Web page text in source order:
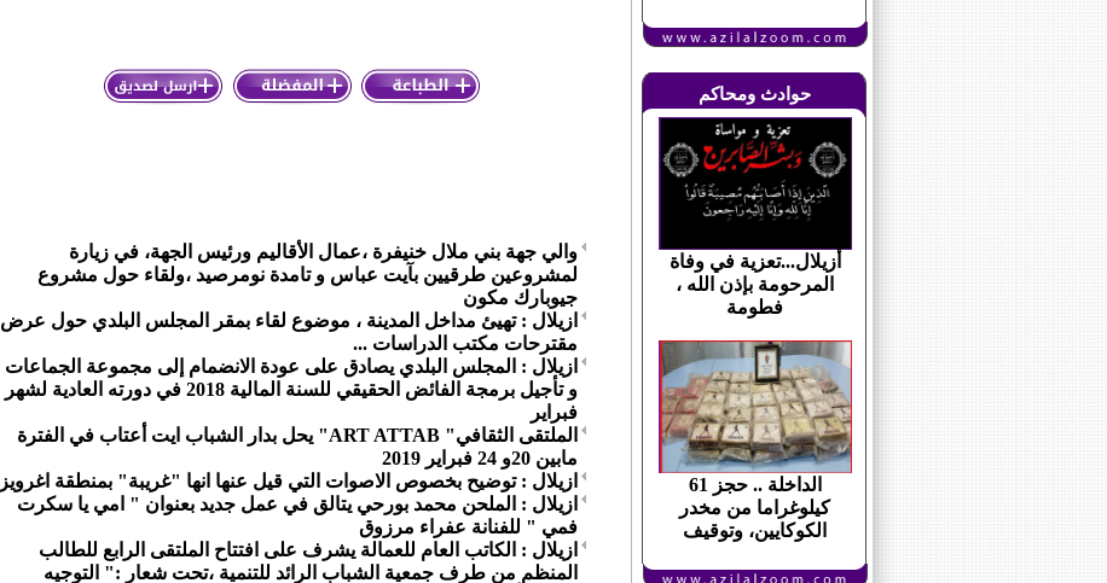
والي جهة بني ملال خنيفرة ،عمال الأقاليم ورئيس الجهة، في زيارة
لمشروعين طرقيين بآيت عباس و تامدة نومرصيد ،ولقاء حول مشروع
جيوبارك مكون
ازيلال : تهيئ مداخل المدينة ، موضوع لقاء بمقر المجلس البلدي حول عرض
مقترحات مكتب الدراسات ...
ازيلال : المجلس البلدي يصادق على عودة الانضمام إلى مجموعة الجماعات
و تأجيل برمجة الفائض الحقيقي للسنة المالية 2018 في دورته العادية لشهر
فبراير
الملتقى الثقافي" ART ATTAB" يحل بدار الشباب ايت أعتاب في الفترة
مابين 20و 24 فبراير 2019
ازيلال : توضيح بخصوص الاصوات التي قيل عنها انها "غريبة" بمنطقة اغرويز
ازيلال : الملحن محمد بورحي يتالق في عمل جديد بعنوان " امي يا سكرت
فمي " للفنانة عفراء مرزوق
ازيلال : الكاتب العام للعمالة يشرف على افتتاح الملتقى الرابع للطالب
المنظم من طرف جمعية الشباب الرائد للتنمية ،تحت شعار :" التوجيه
حوادث ومحاكم
أزيلال...تعزية في وفاة
المرحومة بإذن الله ،
فطومة
الداخلة .. حجز 61
كيلوغراما من مخدر
الكوكايين، وتوقيف